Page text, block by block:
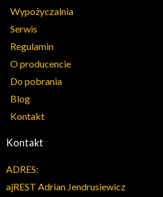
Wypożyczalnia
Serwis
Regulamin
O producencie
Do pobrania
Blog
Kontakt
Kontakt
ADRES:
ajREST Adrian Jendrusiewicz